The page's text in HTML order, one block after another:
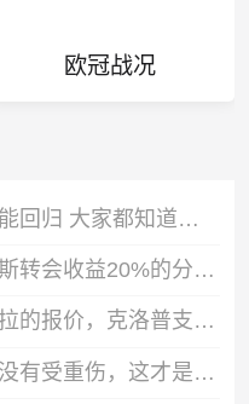
欧冠战况
费尔明：希望阿劳霍明年能回归 大家都知道罗德里是非凡的球员
队报：里昂可获得吉马良斯转会收益20%的分成，大约为750万欧元
外媒：多特准备提高对马拉的报价，克洛普支持这桩转会
纽卡主帅：埃兰加看起来没有受重伤，这才是今晚最重要的